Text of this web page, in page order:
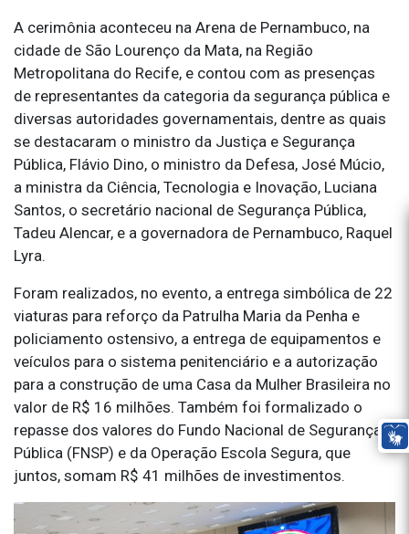
A cerimônia aconteceu na Arena de Pernambuco, na
cidade de São Lourenço da Mata, na Região
Metropolitana do Recife, e contou com as presenças
de representantes da categoria da segurança pública e
diversas autoridades governamentais, dentre as quais
se destacaram o ministro da Justiça e Segurança
Pública, Flávio Dino, o ministro da Defesa, José Múcio,
a ministra da Ciência, Tecnologia e Inovação, Luciana
Santos, o secretário nacional de Segurança Pública,
Tadeu Alencar, e a governadora de Pernambuco, Raquel
Lyra.
Foram realizados, no evento, a entrega simbólica de 22
viaturas para reforço da Patrulha Maria da Penha e
policiamento ostensivo, a entrega de equipamentos e
veículos para o sistema penitenciário e a autorização
para a construção de uma Casa da Mulher Brasileira no
valor de R$ 16 milhões. Também foi formalizado o
repasse dos valores do Fundo Nacional de Segurança
Pública (FNSP) e da Operação Escola Segura, que
juntos, somam R$ 41 milhões de investimentos.